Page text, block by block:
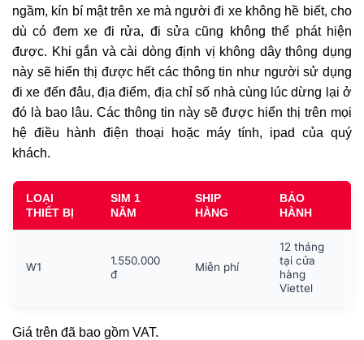
ngầm, kín bí mật trên xe mà người đi xe không hề biết, cho
dù có đem xe đi rửa, đi sửa cũng không thể phát hiện
được. Khi gắn và cài dòng định vị không dây thông dụng
này sẽ hiển thị được hết các thông tin như người sử dụng
đi xe đến đâu, địa điểm, địa chỉ số nhà cùng lúc dừng lại ở
đó là bao lâu. Các thông tin này sẽ được hiển thị trên mọi
hệ điều hành điện thoại hoặc máy tính, ipad của quý
khách.
LOẠI
THIẾT BỊ
SIM 1
NĂM
SHIP
HÀNG
BẢO
HÀNH
W1
1.550.000
đ
Miễn phí
12 tháng
tại cửa
hàng
Viettel
Giá trên đã bao gồm VAT.